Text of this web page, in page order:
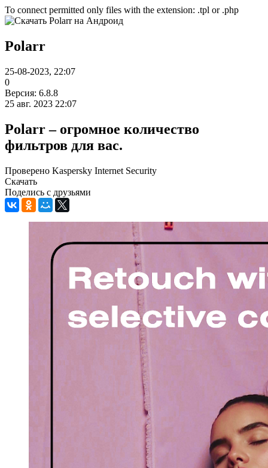
To connect permitted only files with the extension: .tpl or .php
Polarr
25-08-2023, 22:07
0
Версия: 6.8.8
25 авг. 2023 22:07
Polarr – огромное количество
фильтров для вас.
Проверено Kaspersky Internet Security
Скачать
Поделись с друзьями